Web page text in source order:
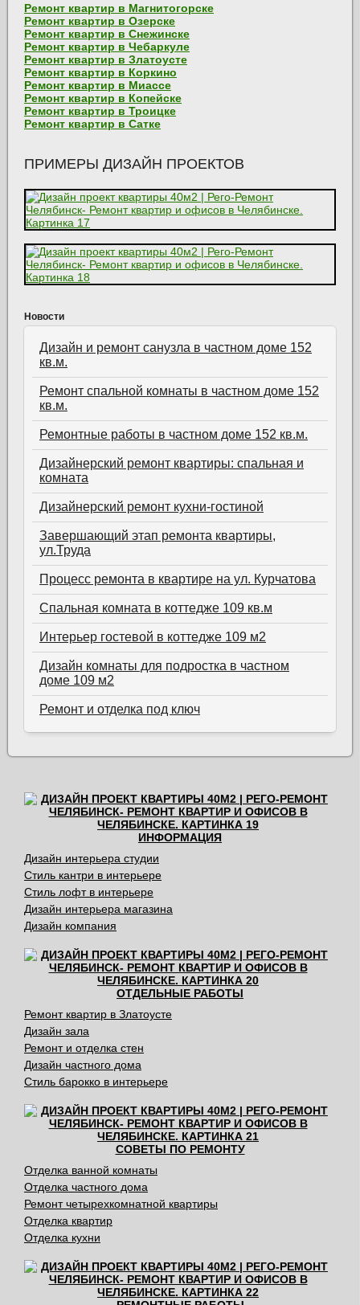
Ремонт квартир в Магнитогорске
Ремонт квартир в Озерске
Ремонт квартир в Снежинске
Ремонт квартир в Чебаркуле
Ремонт квартир в Златоусте
Ремонт квартир в Коркино
Ремонт квартир в Миассе
Ремонт квартир в Копейске
Ремонт квартир в Троицке
Ремонт квартир в Сатке
ПРИМЕРЫ ДИЗАЙН ПРОЕКТОВ
Новости
Дизайн и ремонт санузла в частном доме 152
кв.м.
Ремонт спальной комнаты в частном доме 152
кв.м.
Ремонтные работы в частном доме 152 кв.м.
Дизайнерский ремонт квартиры: спальная и
комната
Дизайнерский ремонт кухни-гостиной
Завершающий этап ремонта квартиры,
ул.Труда
Процесс ремонта в квартире на ул. Курчатова
Спальная комната в коттедже 109 кв.м
Интерьер гостевой в коттедже 109 м2
Дизайн комнаты для подростка в частном
доме 109 м2
Ремонт и отделка под ключ
ИНФОРМАЦИЯ
Дизайн интерьера студии
Стиль кантри в интерьере
Стиль лофт в интерьере
Дизайн интерьера магазина
Дизайн компания
ОТДЕЛЬНЫЕ РАБОТЫ
Ремонт квартир в Златоусте
Дизайн зала
Ремонт и отделка стен
Дизайн частного дома
Стиль барокко в интерьере
СОВЕТЫ ПО РЕМОНТУ
Отделка ванной комнаты
Отделка частного дома
Ремонт четырехкомнатной квартиры
Отделка квартир
Отделка кухни